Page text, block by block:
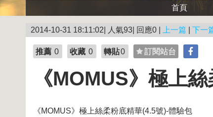
首頁
2014-10-31 18:11:02| 人氣93| 回應0 | 上一篇 下一
推薦 0 收藏 0 轉貼0 訂閱站台
《MOMUS》極上
《MOMUS》極上絲柔粉底精華(4.5號)-體驗包